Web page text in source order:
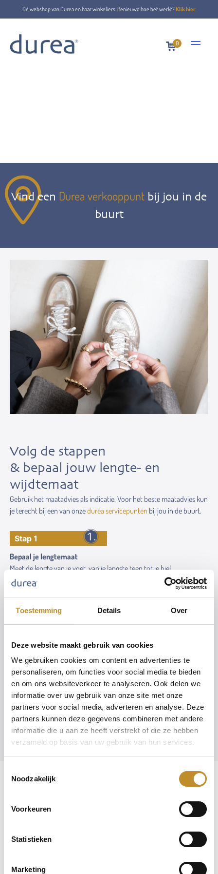
Toestemming Details Over
Deze website maakt gebruik van cookies
We gebruiken cookies om content en advertenties te
personaliseren, om functies voor social media te bieden
en om ons websiteverkeer te analyseren. Ook delen we
informatie over uw gebruik van onze site met onze
partners voor social media, adverteren en analyse. Deze
partners kunnen deze gegevens combineren met andere
informatie die u aan ze heeft verstrekt of die ze hebben
verzameld op basis van uw gebruik van hun services.
Noodzakelijk
Voorkeuren
Statistieken
Marketing
Dé webshop van Durea en haar winkeliers. Benieuwd hoe het werkt?Klik hier
0
Vind een Durea verkooppunt bij jou in de
buurt
Volg de stappen
& bepaal jouw lengte- en
wijdtemaat
Gebruik het maatadvies als indicatie. Voor het beste maatadvies kun
je terecht bij een van onzedurea servicepunten bij jou in de buurt.
Stap 1
Bepaal je lengtemaat
Meet de lengte van je voet, van je langste teen tot je hiel.
Naar stap 2
Veelgestelde vragen
Hoe maak ik een Durea account aan?
Hoe weet ik of een schoen op voorraad is?